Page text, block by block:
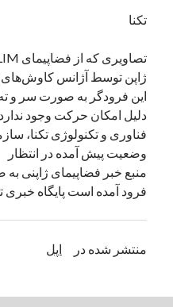
آگوست 2023
جولای 2023
دسامبر 2022
دسته‌ها
اپل
تکنا
ژاپن توسط آژانس
این فرودگر به صورت سر و
دلیل امکان حرکت وجود
فناوری و تکنولوژی تکنا،
وضعیت پیش آمده در انتظار
منبع خبر فضاپیمای ژاپنی
فرود آمده است پایگاه خبری
منتشر شده در اپل